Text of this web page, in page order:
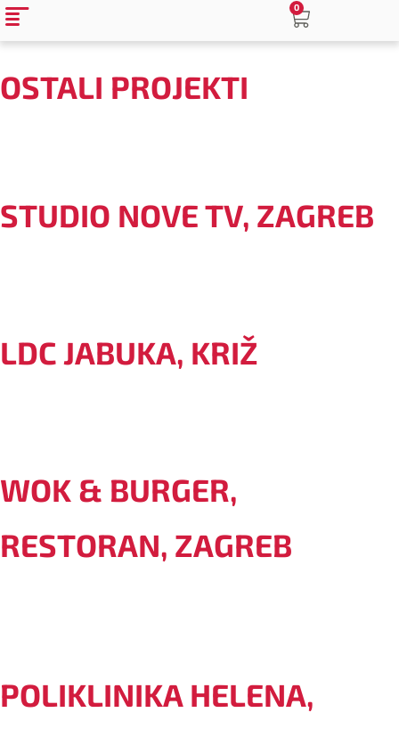
0
OSTALI PROJEKTI
STUDIO NOVE TV, ZAGREB
LDC JABUKA, KRIŽ
WOK & BURGER,
RESTORAN, ZAGREB
POLIKLINIKA HELENA,